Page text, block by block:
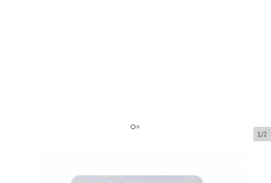
1/2
Caurspīdīgi maisi ar zip-lock